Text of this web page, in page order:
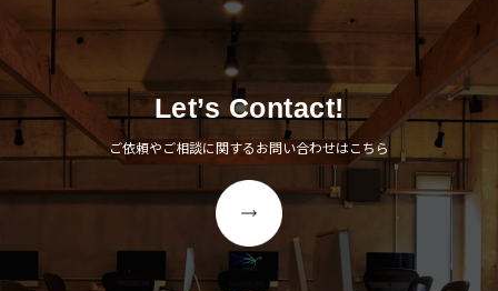
Let’s Contact!
ご依頼やご相談に関するお問い合わせはこちら